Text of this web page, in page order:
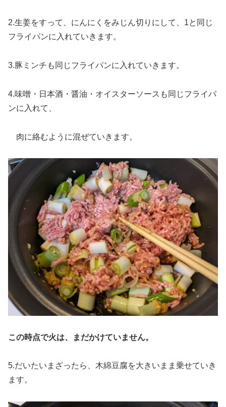
2.生姜をすって、にんにくをみじん切りにして、1と同じ
フライパンに入れていきます。
3.豚ミンチも同じフライパンに入れていきます。
4.味噌・日本酒・醤油・オイスターソースも同じフライパ
ンに入れて、
肉に絡むように混ぜていきます。
この時点で火は、まだかけていません。
5.だいたいまざったら、木綿豆腐を大きいまま乗せていき
ます。